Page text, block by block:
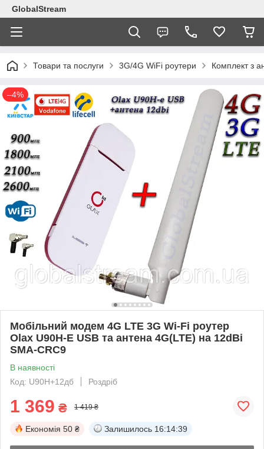
GlobalStream
Товари та послуги 3G/4G WiFi роутери Комплект з
–4%
Мобільний модем 4G LTE 3G Wi-Fi роутер
Olax U90H-E USB та антена 4G(LTE) на 12dBi
SMA-CRC9
В наявності
Код: U90H+12дб
Роздріб
1 369 ₴ 1 419 ₴
Економія 50 ₴ Залишилось 16:14:38